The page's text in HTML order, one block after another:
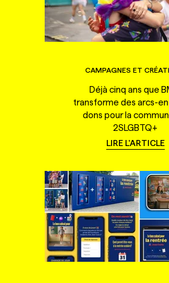
CAMPAGNES ET
Déjà cinq ans que
transforme des arcs-
dons pour la
2SLGBTQ+
LIRE L'ARTICLE